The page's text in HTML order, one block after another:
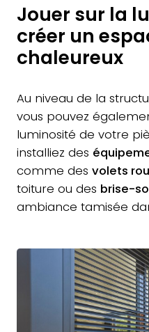
Jouer sur la
créer un
chaleureux
Au niveau de la
vous pouvez
luminosité de votre
installiez des
comme des volets
toiture ou des brise-
ambiance tamisée